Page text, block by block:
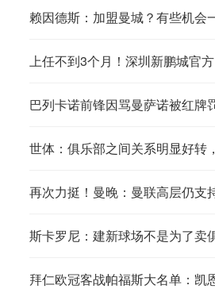
赖因德斯：加盟曼城？有些机会
上任不到3个月！深圳新鹏城官
巴列卡诺前锋因骂曼萨诺被红牌
世体：俱乐部之间关系明显好转
再次力挺！曼晚：曼联高层仍支
斯卡罗尼：建新球场不是为了卖
拜仁欧冠客战帕福斯大名单：凯